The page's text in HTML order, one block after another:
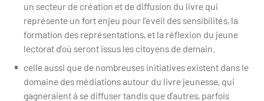
un secteur de création et de diffusion du livre qui
représente un fort enjeu pour l’éveil des sensibilités, la
formation des représentations, et la réflexion du jeune
lectorat d’où seront issus les citoyens de demain.
celle aussi que de nombreuses initiatives existent dans le
domaine des médiations autour du livre jeunesse, qui
gagneraient à se diffuser tandis que d’autres, parfois